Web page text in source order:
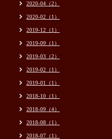
2020-04（2）
2020-02（1）
2019-12（1）
2019-09（1）
2019-03（2）
2019-02（1）
2019-01（1）
2018-10（1）
2018-09（4）
2018-08（1）
2018-07（1）